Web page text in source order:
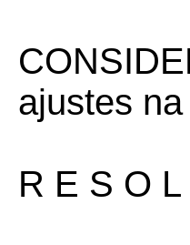
ajustes
R E S O L